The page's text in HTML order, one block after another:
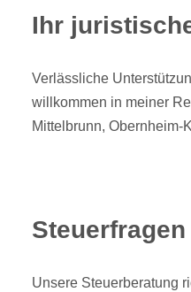
Ihr
Verlässliche
willkommen in meiner
Mittelbrunn, Obernheim-
Unsere Steuerberatung